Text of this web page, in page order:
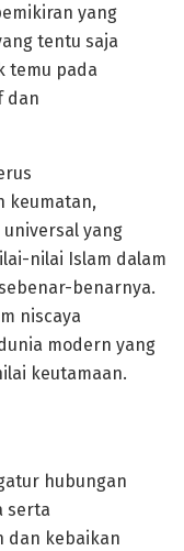
yang
tentu saja
temu pada
dan
keumatan,
yang
nilai Islam dalam
benarnya.
niscaya
modern yang
keutamaan.
hubungan
serta
dan kebaikan